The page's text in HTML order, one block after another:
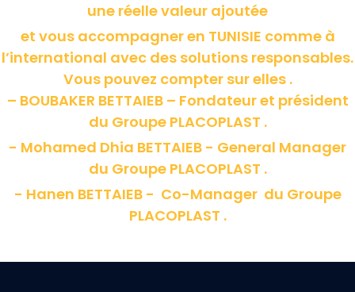
une réelle valeur ajoutée
et vous accompagner en TUNISIE comme à
l’international avec des solutions responsables.
Vous pouvez compter sur elles .
– BOUBAKER BETTAIEB – Fondateur et président
du Groupe PLACOPLAST .
- Mohamed Dhia BETTAIEB - General Manager
du Groupe PLACOPLAST .
- Hanen BETTAIEB - Co-Manager du Groupe
PLACOPLAST .